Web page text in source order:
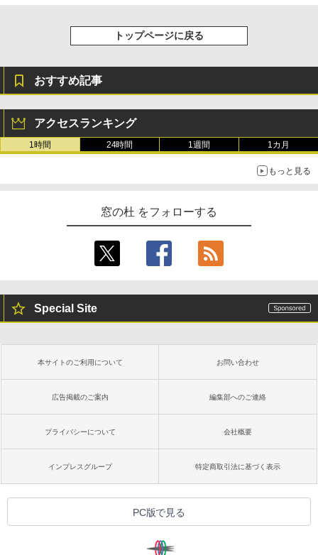
トップページに戻る
おすすめ記事
アクセスランキング
1時間 24時間 1週間 1カ月
もっと見る
窓の杜 をフォローする
Special Site
本サイトのご利用について お問い合わせ
広告掲載のご案内 編集部へのご連絡
プライバシーについて 会社概要
インプレスグループ 特定商取引法に基づく表示
PC版で見る